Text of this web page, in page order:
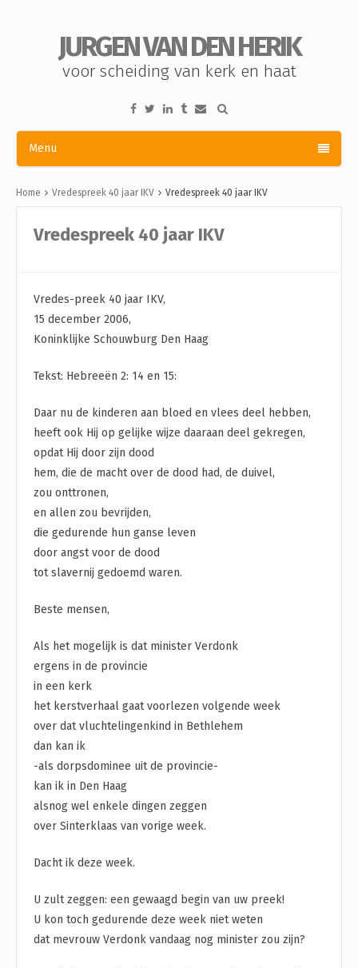
JURGEN VAN DEN HERIK
voor scheiding van kerk en haat
Menu
Home Vredespreek 40 jaar IKV Vredespreek 40 jaar IKV
Vredespreek 40 jaar IKV
Vredes-preek 40 jaar IKV,
15 december 2006,
Koninklijke Schouwburg Den Haag
Tekst: Hebreeën 2: 14 en 15:
Daar nu de kinderen aan bloed en vlees deel hebben,
heeft ook Hij op gelijke wijze daaraan deel gekregen,
opdat Hij door zijn dood
hem, die de macht over de dood had, de duivel,
zou onttronen,
en allen zou bevrijden,
die gedurende hun ganse leven
door angst voor de dood
tot slavernij gedoemd waren.
Beste mensen,
Als het mogelijk is dat minister Verdonk
ergens in de provincie
in een kerk
het kerstverhaal gaat voorlezen volgende week
over dat vluchtelingenkind in Bethlehem
dan kan ik
-als dorpsdominee uit de provincie-
kan ik in Den Haag
alsnog wel enkele dingen zeggen
over Sinterklaas van vorige week.
Dacht ik deze week.
U zult zeggen: een gewaagd begin van uw preek!
U kon toch gedurende deze week niet weten
dat mevrouw Verdonk vandaag nog minister zou zijn?